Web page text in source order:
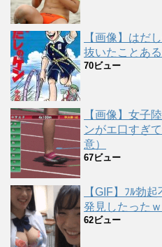
【画像】はだ
抜いたことあ
70ビュー
【画像】女子
ンがエ口すぎ
意）
67ビュー
【GIF】ﾌﾙ勃
発見したった
62ビュー